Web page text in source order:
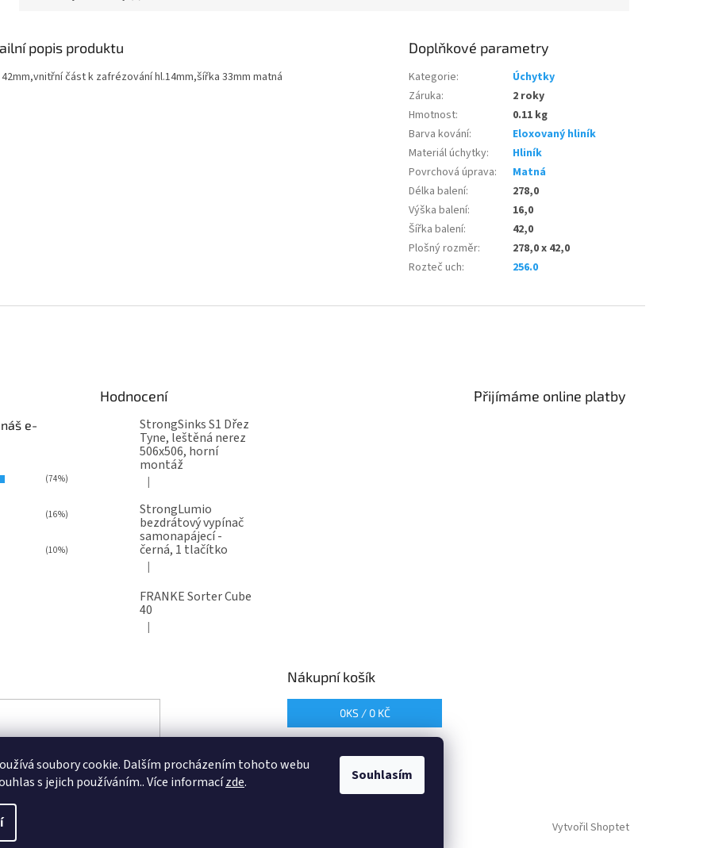
soubory cookie. Dalším procházením tohoto webu
s jejich používáním.. Více informacízde. Souhlasím
popis produktu
část k zafrézování hl.14mm,šířka 33mm matná
Doplňkové parametry
Kategorie:
Úchytky
Záruka:
2 roky
Hmotnost:
0.11 kg
Barva kování:
Eloxovaný hliník
Materiál úchytky:
Hliník
Povrchová úprava:
Matná
Délka balení:
278,0
Výška balení:
16,0
Šířka balení:
42,0
Plošný rozměr:
278,0 x 42,0
Rozteč uch: 256.0
e-
(74%)
(16%)
(10%)
Hodnocení
StrongSinks S1 Dřez
Tyne, leštěná nerez
506x506, horní
montáž
Hodnocení produktu je 5 z 5 hvězdiček.
|
StrongLumio
bezdrátový vypínač
samonapájecí -
černá, 1 tlačítko
Hodnocení produktu je 4 z 5 hvězdiček.
|
FRANKE Sorter Cube
40
Hodnocení produktu je 3 z 5 hvězdiček.
|
Přijímáme online platby
Nákupní košík
0KS / 0 KČ
Vytvořil Shoptet